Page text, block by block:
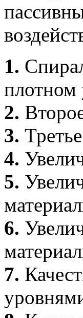
1.
плотном
2.
3.
4.
5.
6.
7.